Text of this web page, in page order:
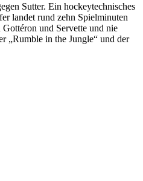
Sutter. Ein hockeytechnisches
landet rund zehn Spielminuten
und Servette und nie
„Rumble in the Jungle“ und der